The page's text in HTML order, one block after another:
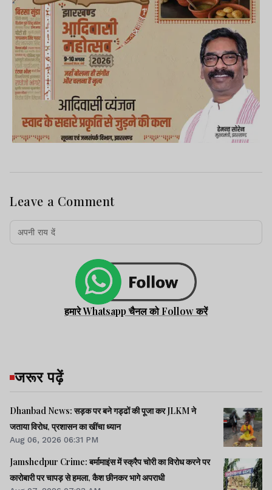
Leave a Comment
हमारे Whatsapp चैनल को Follow करें
जरूर पढ़ें
Dhanbad News: सड़क पर बने गड्ढों की पूजा कर JLKM ने
जताया विरोध, प्रशासन का खींचा ध्यान
Aug 06, 2026 06:31 PM
Jamshedpur Crime: बर्मामाइंस में स्क्रैप चोरी का विरोध करने पर
कारोबारी पर चापड़ से हमला, कैश छीनकर भागे अपराधी